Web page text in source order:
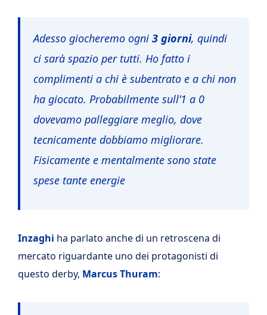
Adesso giocheremo ogni 3 giorni, quindi
ci sarà spazio per tutti. Ho fatto i
complimenti a chi è subentrato e a chi non
ha giocato. Probabilmente sull’1 a 0
dovevamo palleggiare meglio, dove
tecnicamente dobbiamo migliorare.
Fisicamente e mentalmente sono state
spese tante energie
Inzaghi ha parlato anche di un retroscena di
mercato riguardante uno dei protagonisti di
questo derby, Marcus Thuram: